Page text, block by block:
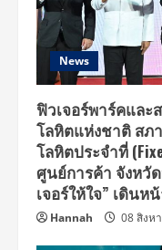
2018”
เพื่อ
กา
รัน
ตรี
คุณภาพ
News
ฟิวเจอร์พาร์คและ
โลหิตแห่งชาติ สภ
โลหิตประจำที่
ศูนย์การค้า จังหวั
เจอร์ให้ใจ” เดินห
Hannah 08 สิงห